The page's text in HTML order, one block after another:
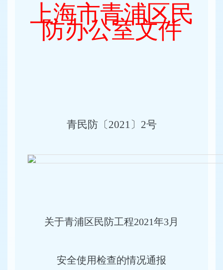
上海市青浦区民
防办公室文件
青民防〔2021〕2号
关于青浦区民防工程2021年3月
安全使用检查的情况通报